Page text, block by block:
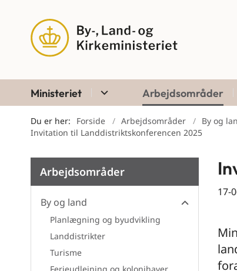
Ministeriet Arbejdsområder
Du er her: Forside Arbejdsområder By og
Invitation til Landdistriktskonferencen 2025
Arbejdsområder
By og land
Planlægning og byudvikling
Landdistrikter
Turisme
17-